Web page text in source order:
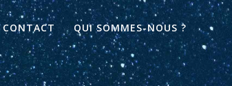
CONTACT QUI SOMMES-NOUS ?